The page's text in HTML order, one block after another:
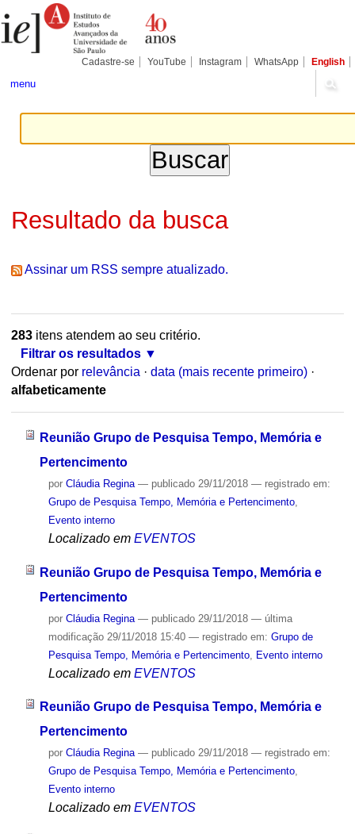
para
conteúdo.
Pessoais
Cadastre-se YouTube Instagram WhatsApp English
menu
Resultado da busca
Assinar um RSS sempre atualizado.
283itens atendem ao seu critério.
Filtrar os resultados
Ordenar por relevância · data (mais recente primeiro) ·
alfabeticamente
Reunião Grupo de Pesquisa Tempo, Memória e
Pertencimento
por Cláudia Regina — publicado29/11/2018 — registrado em:
Grupo de Pesquisa Tempo, Memória e Pertencimento,
Evento interno
Localizado em EVENTOS
Reunião Grupo de Pesquisa Tempo, Memória e
Pertencimento
por Cláudia Regina — publicado29/11/2018 — última
modificação29/11/2018 15:40 — registrado em: Grupo de
Pesquisa Tempo, Memória e Pertencimento, Evento interno
Localizado em EVENTOS
Reunião Grupo de Pesquisa Tempo, Memória e
Pertencimento
por Cláudia Regina — publicado29/11/2018 — registrado em:
Grupo de Pesquisa Tempo, Memória e Pertencimento,
Evento interno
Localizado em EVENTOS